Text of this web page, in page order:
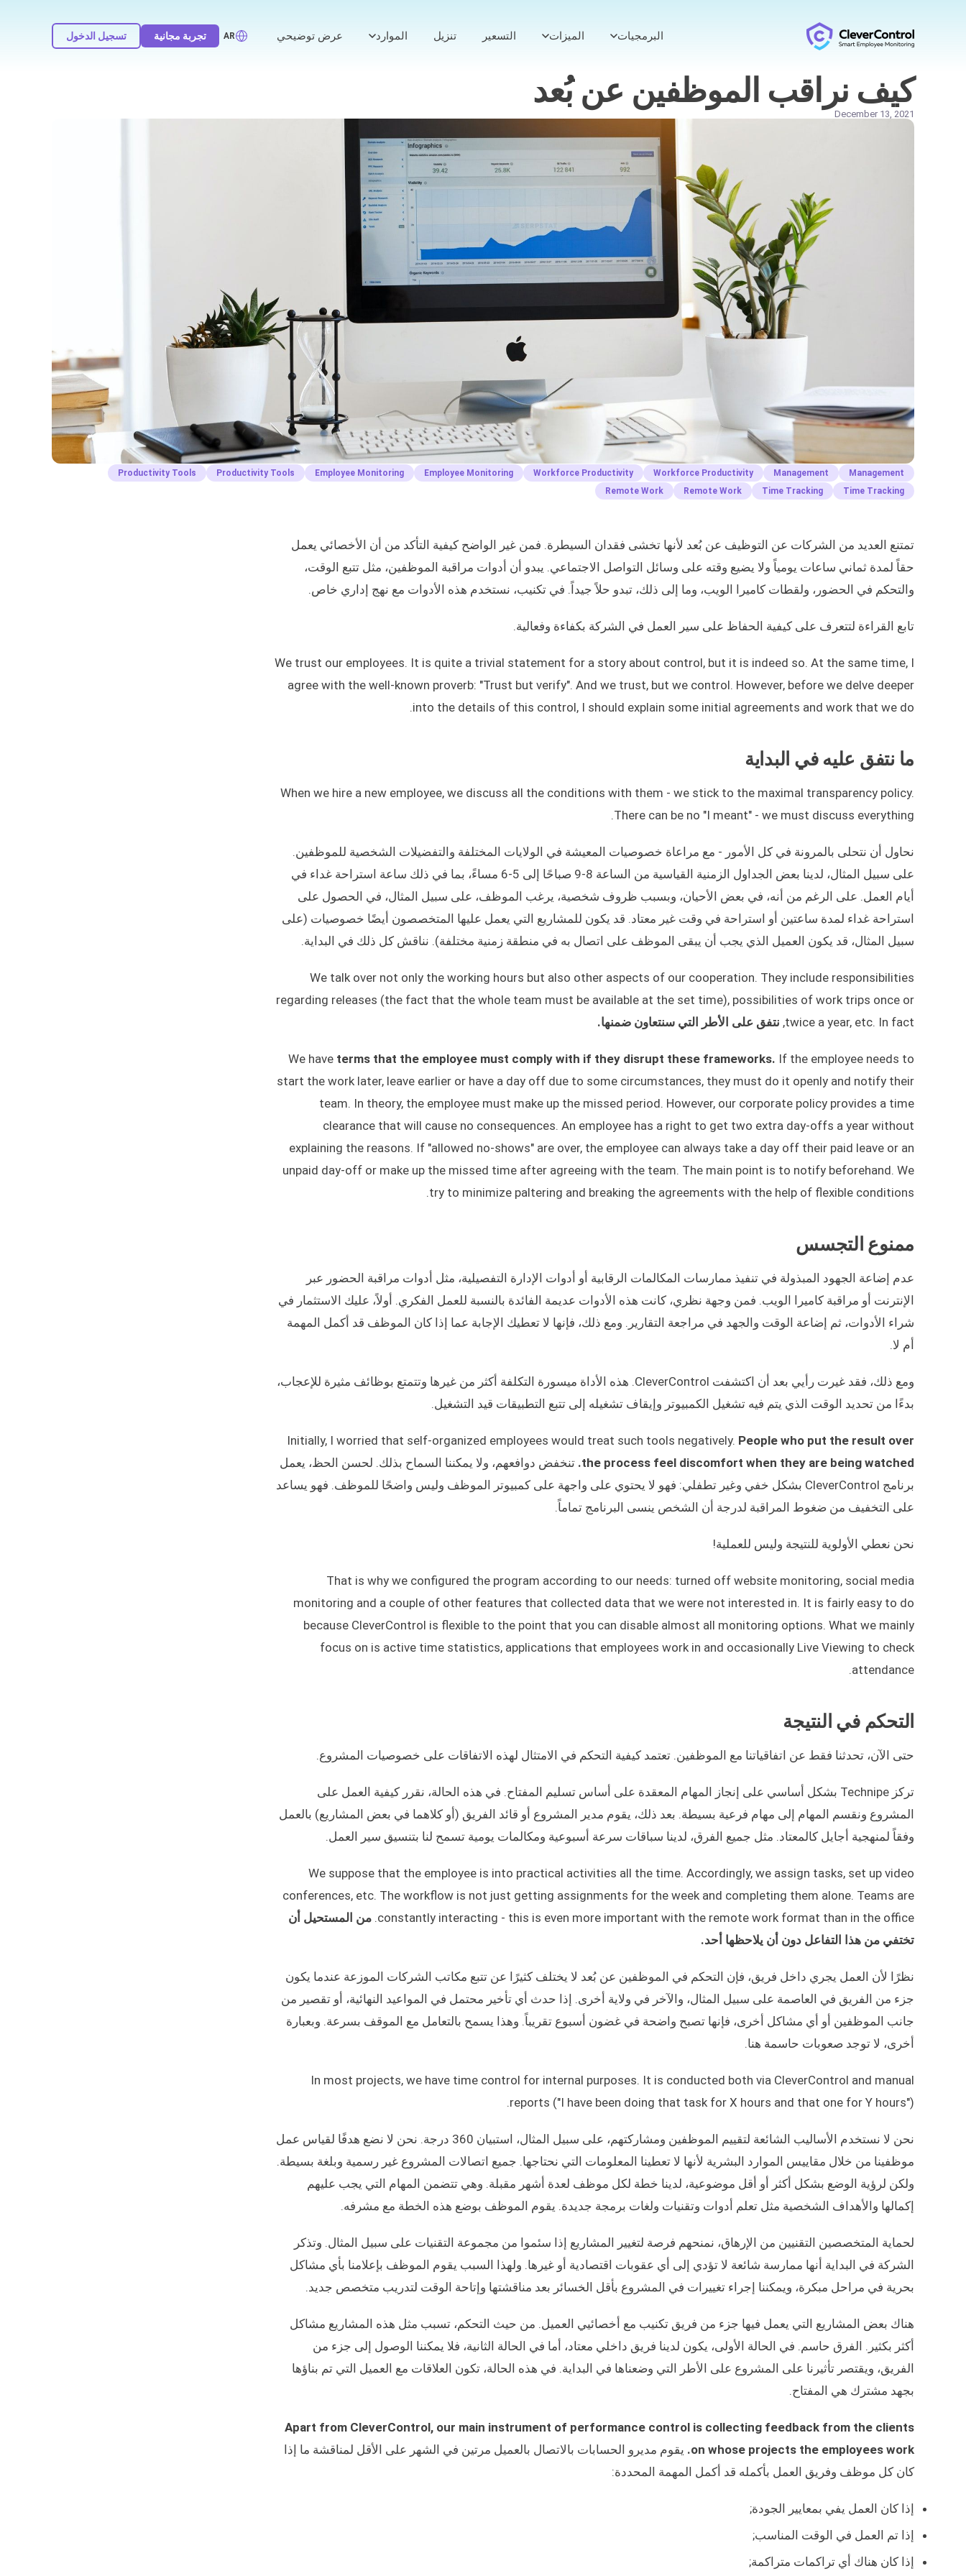
البرمجيات الميزات التسعير تنزيل الموارد عرض توضيحي AR تجربة مجانية تسجيل الدخول
كيف نراقب الموظفين عن بُعد
December 13, 2021
Management
Management
Workforce Productivity
Workforce Productivity
Employee Monitoring
Employee Monitoring
Productivity Tools
Productivity Tools
Time Tracking
Time Tracking
Remote Work
Remote Work
تمتنع العديد من الشركات عن التوظيف عن بُعد لأنها تخشى فقدان السيطرة. فمن غير الواضح كيفية التأكد من أن الأخصائي يعمل
حقاً لمدة ثماني ساعات يومياً ولا يضيع وقته على وسائل التواصل الاجتماعي. يبدو أن أدوات مراقبة الموظفين، مثل تتبع الوقت،
والتحكم في الحضور، ولقطات كاميرا الويب، وما إلى ذلك، تبدو حلاً جيداً. في تكنيب، نستخدم هذه الأدوات مع نهج إداري خاص.
تابع القراءة لتتعرف على كيفية الحفاظ على سير العمل في الشركة بكفاءة وفعالية.
We trust our employees. It is quite a trivial statement for a story about control, but it is indeed so. At the same time, I
agree with the well-known proverb: "Trust but verify". And we trust, but we control. However, before we delve deeper
into the details of this control, I should explain some initial agreements and work that we do.
ما نتفق عليه في البداية
When we hire a new employee, we discuss all the conditions with them - we stick to the maximal transparency policy.
There can be no "I meant" - we must discuss everything.
نحاول أن نتحلى بالمرونة في كل الأمور - مع مراعاة خصوصيات المعيشة في الولايات المختلفة والتفضيلات الشخصية للموظفين.
على سبيل المثال، لدينا بعض الجداول الزمنية القياسية من الساعة 8-9 صباحًا إلى 5-6 مساءً، بما في ذلك ساعة استراحة غداء في
أيام العمل. على الرغم من أنه، في بعض الأحيان، وبسبب ظروف شخصية، يرغب الموظف، على سبيل المثال، في الحصول على
استراحة غداء لمدة ساعتين أو استراحة في وقت غير معتاد. قد يكون للمشاريع التي يعمل عليها المتخصصون أيضًا خصوصيات (على
سبيل المثال، قد يكون العميل الذي يجب أن يبقى الموظف على اتصال به في منطقة زمنية مختلفة). نناقش كل ذلك في البداية.
We talk over not only the working hours but also other aspects of our cooperation. They include responsibilities
regarding releases (the fact that the whole team must be available at the set time), possibilities of work trips once or
twice a year, etc. In fact, نتفق على الأطر التي سنتعاون ضمنها.
We have terms that the employee must comply with if they disrupt these frameworks. If the employee needs to
start the work later, leave earlier or have a day off due to some circumstances, they must do it openly and notify their
team. In theory, the employee must make up the missed period. However, our corporate policy provides a time
clearance that will cause no consequences. An employee has a right to get two extra day-offs a year without
explaining the reasons. If "allowed no-shows" are over, the employee can always take a day off their paid leave or an
unpaid day-off or make up the missed time after agreeing with the team. The main point is to notify beforehand. We
try to minimize paltering and breaking the agreements with the help of flexible conditions.
ممنوع التجسس
عدم إضاعة الجهود المبذولة في تنفيذ ممارسات المكالمات الرقابية أو أدوات الإدارة التفصيلية، مثل أدوات مراقبة الحضور عبر
الإنترنت أو مراقبة كاميرا الويب. فمن وجهة نظري، كانت هذه الأدوات عديمة الفائدة بالنسبة للعمل الفكري. أولاً، عليك الاستثمار في
شراء الأدوات، ثم إضاعة الوقت والجهد في مراجعة التقارير. ومع ذلك، فإنها لا تعطيك الإجابة عما إذا كان الموظف قد أكمل المهمة
أم لا.
ومع ذلك، فقد غيرت رأيي بعد أن اكتشفت CleverControl. هذه الأداة ميسورة التكلفة أكثر من غيرها وتتمتع بوظائف مثيرة للإعجاب،
بدءًا من تحديد الوقت الذي يتم فيه تشغيل الكمبيوتر وإيقاف تشغيله إلى تتبع التطبيقات قيد التشغيل.
Initially, I worried that self-organized employees would treat such tools negatively. People who put the result over
the process feel discomfort when they are being watched. تنخفض دوافعهم، ولا يمكننا السماح بذلك. لحسن الحظ، يعمل
برنامج CleverControl بشكل خفي وغير تطفلي: فهو لا يحتوي على واجهة على كمبيوتر الموظف وليس واضحًا للموظف. فهو يساعد
على التخفيف من ضغوط المراقبة لدرجة أن الشخص ينسى البرنامج تماماً.
نحن نعطي الأولوية للنتيجة وليس للعملية!
That is why we configured the program according to our needs: turned off website monitoring, social media
monitoring and a couple of other features that collected data that we were not interested in. It is fairly easy to do
because CleverControl is flexible to the point that you can disable almost all monitoring options. What we mainly
focus on is active time statistics, applications that employees work in and occasionally Live Viewing to check
attendance.
التحكم في النتيجة
حتى الآن، تحدثنا فقط عن اتفاقياتنا مع الموظفين. تعتمد كيفية التحكم في الامتثال لهذه الاتفاقات على خصوصيات المشروع.
تركز Technipe بشكل أساسي على إنجاز المهام المعقدة على أساس تسليم المفتاح. في هذه الحالة، نقرر كيفية العمل على
المشروع ونقسم المهام إلى مهام فرعية بسيطة. بعد ذلك، يقوم مدير المشروع أو قائد الفريق (أو كلاهما في بعض المشاريع) بالعمل
وفقاً لمنهجية أجايل كالمعتاد. مثل جميع الفرق، لدينا سباقات سرعة أسبوعية ومكالمات يومية تسمح لنا بتنسيق سير العمل.
We suppose that the employee is into practical activities all the time. Accordingly, we assign tasks, set up video
conferences, etc. The workflow is not just getting assignments for the week and completing them alone. Teams are
constantly interacting - this is even more important with the remote work format than in the office. من المستحيل أن
تختفي من هذا التفاعل دون أن يلاحظها أحد.
نظرًا لأن العمل يجري داخل فريق، فإن التحكم في الموظفين عن بُعد لا يختلف كثيرًا عن تتبع مكاتب الشركات الموزعة عندما يكون
جزء من الفريق في العاصمة على سبيل المثال، والآخر في ولاية أخرى. إذا حدث أي تأخير محتمل في المواعيد النهائية، أو تقصير من
جانب الموظفين أو أي مشاكل أخرى، فإنها تصبح واضحة في غضون أسبوع تقريباً. وهذا يسمح بالتعامل مع الموقف بسرعة. وبعبارة
أخرى، لا توجد صعوبات حاسمة هنا.
In most projects, we have time control for internal purposes. It is conducted both via CleverControl and manual
reports ("I have been doing that task for X hours and that one for Y hours").
نحن لا نستخدم الأساليب الشائعة لتقييم الموظفين ومشاركتهم، على سبيل المثال، استبيان 360 درجة. نحن لا نضع هدفًا لقياس عمل
موظفينا من خلال مقاييس الموارد البشرية لأنها لا تعطينا المعلومات التي نحتاجها. جميع اتصالات المشروع غير رسمية وبلغة بسيطة.
ولكن لرؤية الوضع بشكل أكثر أو أقل موضوعية، لدينا خطة لكل موظف لعدة أشهر مقبلة. وهي تتضمن المهام التي يجب عليهم
إكمالها والأهداف الشخصية مثل تعلم أدوات وتقنيات ولغات برمجة جديدة. يقوم الموظف بوضع هذه الخطة مع مشرفه.
لحماية المتخصصين التقنيين من الإرهاق، نمنحهم فرصة لتغيير المشاريع إذا سئموا من مجموعة التقنيات على سبيل المثال. وتذكر
الشركة في البداية أنها ممارسة شائعة لا تؤدي إلى أي عقوبات اقتصادية أو غيرها. ولهذا السبب يقوم الموظف بإعلامنا بأي مشاكل
بحرية في مراحل مبكرة، ويمكننا إجراء تغييرات في المشروع بأقل الخسائر بعد مناقشتها وإتاحة الوقت لتدريب متخصص جديد.
هناك بعض المشاريع التي يعمل فيها جزء من فريق تكنيب مع أخصائيي العميل. من حيث التحكم، تسبب مثل هذه المشاريع مشاكل
أكثر بكثير. الفرق حاسم. في الحالة الأولى، يكون لدينا فريق داخلي معتاد، أما في الحالة الثانية، فلا يمكننا الوصول إلى جزء من
الفريق، ويقتصر تأثيرنا على المشروع على الأطر التي وضعناها في البداية. في هذه الحالة، تكون العلاقات مع العميل التي تم بناؤها
بجهد مشترك هي المفتاح.
Apart from CleverControl, our main instrument of performance control is collecting feedback from the clients
on whose projects the employees work. يقوم مديرو الحسابات بالاتصال بالعميل مرتين في الشهر على الأقل لمناقشة ما إذا
كان كل موظف وفريق العمل بأكمله قد أكمل المهمة المحددة:
إذا كان العمل يفي بمعايير الجودة;
إذا تم العمل في الوقت المناسب;
إذا كان هناك أي تراكمات متراكمة;